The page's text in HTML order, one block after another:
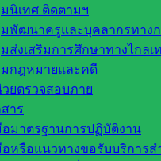
นิเทศ ติดตามฯ
พัฒนาครูและบุคลากรทาง
ส่งเสริมการศึกษาทางไกล
กฎหมายและคดี
ยตรวจสอบภาย
าร
มาตรฐานการปฏิบัติงาน
หรือแนวทางขอรับบริการส
ม อ.ก.ค.ศ. จัดขึ้นเป็นประจ
ษาสระแก้ว เขต 2 ที่จัดเป็
นางวันเพ็ญ อรัญ ผอ. กลุ่มอำน
ม:นางสุมาลี ศรีสุคนธ์ ผอ.ก
าวนวลหยก ณ ระนอง นักปร
ติม:https://